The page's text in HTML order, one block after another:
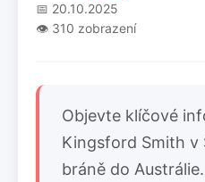
📅 20.10.2025
👁️ 310 zobrazení
Objevte klíčové
Kingsford Smith v
bráně do